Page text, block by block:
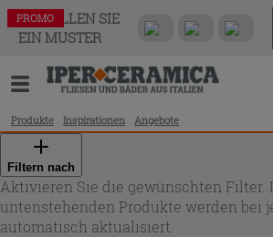
BESTELLEN SIE
EIN MUSTER
Produkte Inspirationen Angebote
Filtern nach
Aktivieren Sie die gewünschten Filter.
untenstehenden Produkte werden bei
automatisch aktualisiert.
PROMO
PROMO
PROMO
PROMO
PROMO
PROMO
PROMO
PROMO
PROMO
PROMO
PROMO
PROMO
PROMO